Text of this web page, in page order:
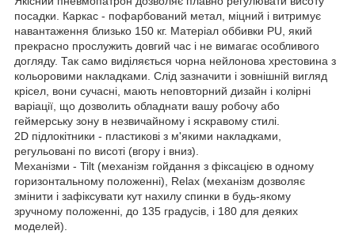
посадки. Каркас - пофарбований метал, міцний і витримує
навантаження близько 150 кг. Матеріал оббивки PU, який
прекрасно прослужить довгий час і не вимагає особливого
догляду. Так само виділяється чорна нейлонова хрестовина з
кольоровими накладками. Слід зазначити і зовнішній вигляд
крісел, вони сучасні, мають неповторний дизайн і колірні
варіації, що дозволить обладнати вашу робочу або
геймерську зону в незвичайному і яскравому стилі.
2D підлокітники - пластикові з м'якими накладками,
регульовані по висоті (вгору і вниз).
Механізми - Tilt (механізм гойдання з фіксацією в одному
горизонтальному положенні), Relax (механізм дозволяє
змінити і зафіксувати кут нахилу спинки в будь-якому
зручному положенні, до 135 градусів, і 180 для деяких
моделей).